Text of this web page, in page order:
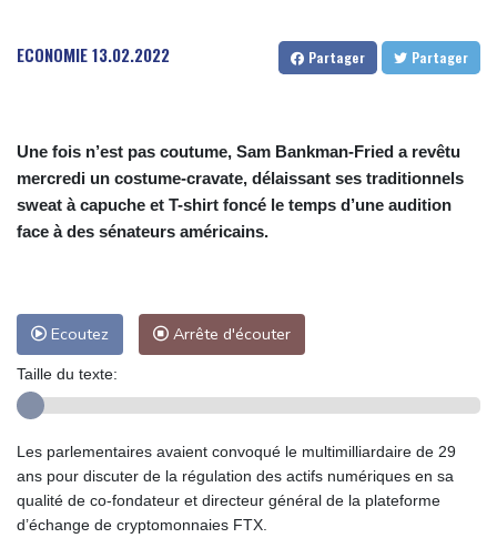
ECONOMIE13.02.2022 Partager Partager
Une fois n’est pas coutume, Sam Bankman-Fried a revêtu
mercredi un costume-cravate, délaissant ses traditionnels
sweat à capuche et T-shirt foncé le temps d’une audition
face à des sénateurs américains.
Ecoutez Arrête d'écouter
Taille du texte:
Les parlementaires avaient convoqué le multimilliardaire de 29
ans pour discuter de la régulation des actifs numériques en sa
qualité de co-fondateur et directeur général de la plateforme
d’échange de cryptomonnaies FTX.